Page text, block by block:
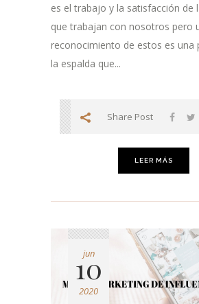
es el trabajo y la satisfacción de
que trabajan con nosotros pero
reconocimiento de estos es una
la espalda que...
Share Post
LEER MÁS
jun
10
2020